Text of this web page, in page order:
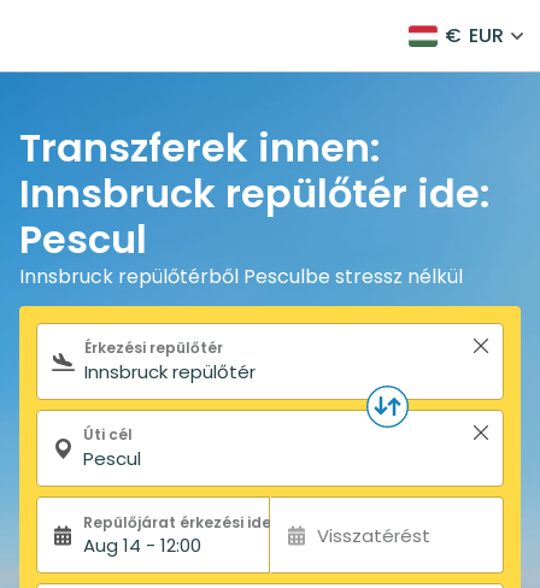
€ EUR
Transzferek innen:
Innsbruck repülőtér ide:
Pescul
Innsbruck repülőtérből Pesculbe stressz nélkül
Keresőűrlap
Érkezési repülőtér
Úti cél
Aug 14 - 12:00 Visszatérést